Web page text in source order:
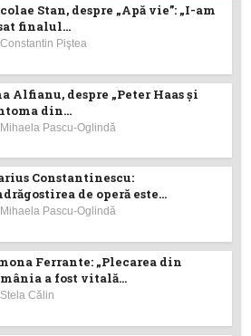
Stan, despre „Apă vie”: „I-am
finalul...
Constantin Piştea
Alfianu, despre „Peter Haas și
din...
Mihaela Pascu-Oglindă
Constantinescu:
de operă este...
Mihaela Pascu-Oglindă
Ferrante: „Plecarea din
a fost vitală...
Stela Călin